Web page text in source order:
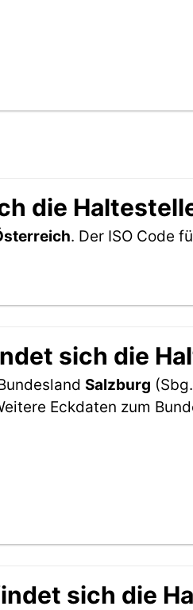
die
. Der ISO Code
sich die
Salzburg
Eckdaten zum
sich die